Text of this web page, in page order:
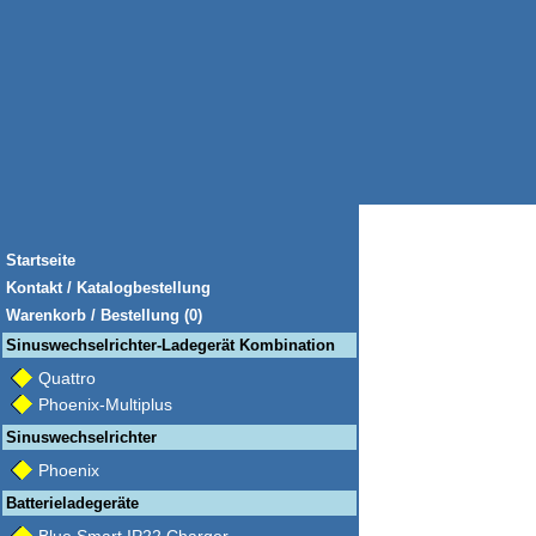
Startseite
Kontakt / Katalogbestellung
Warenkorb / Bestellung (0)
Sinuswechselrichter-Ladegerät Kombination
Quattro
Phoenix-Multiplus
Sinuswechselrichter
Phoenix
Batterieladegeräte